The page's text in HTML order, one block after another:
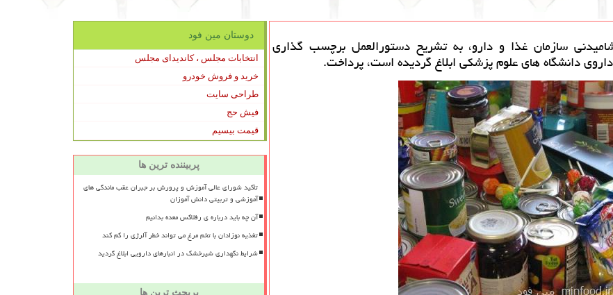
سازمان غذا و دارو، به تشریح دستورالعمل برچسب گذاری
دانشگاه های علوم پزشكی ابلاغ گردیده است، پرداخت.
دوستان مین فود
انتخابات مجلس ، کاندیدای مجلس
خرید و فروش خودرو
طراحی سایت
فیش حج
قیمت بیسیم
پربیننده ترین ها
تأکید شورای عالی آموزش و پرورش بر جبران عقب ماندگی های
آموزشی و تربیتی دانش آموزان
آن چه باید درباره ی رفلاکس معده بدانیم
تغذیه نوزادان با تخم مرغ می تواند خطر آلرژی را کم کند
شرایط نگهداری شیرخشک در انبارهای دارویی ابلاغ گردید
پربحث ترین ها